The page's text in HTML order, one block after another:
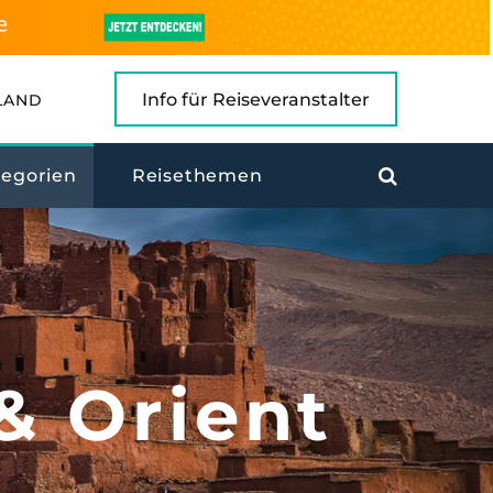
Info für Reiseveranstalter
Reisethemen
Orient